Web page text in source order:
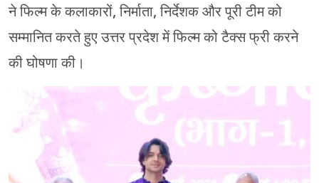
ने फिल्म के कलाकारों, निर्माता, निर्देशक और पूरी टीम को
सम्मानित करते हुए उत्तर प्रदेश में फिल्म को टैक्स फ्री करने
की घोषणा की।